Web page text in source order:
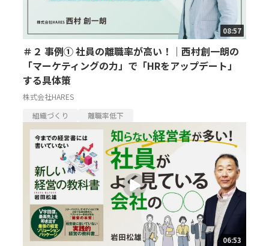
08:57
＃２ 事例① 社員の離職率が高い！｜西村創一朗の
「マーケティングの力」で「HRをアップデート」
する具体策
株式会社HARES
組織づくり
離職率低下
06:53